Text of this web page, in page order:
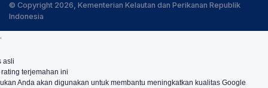
© Copyright 2026, Kementerian Kelautan dan Perikanan Republik
Indonesia
.
asli
terjemahan ini
Anda akan digunakan untuk membantu meningkatkan kualitas Google